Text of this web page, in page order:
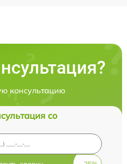
консультацию
со